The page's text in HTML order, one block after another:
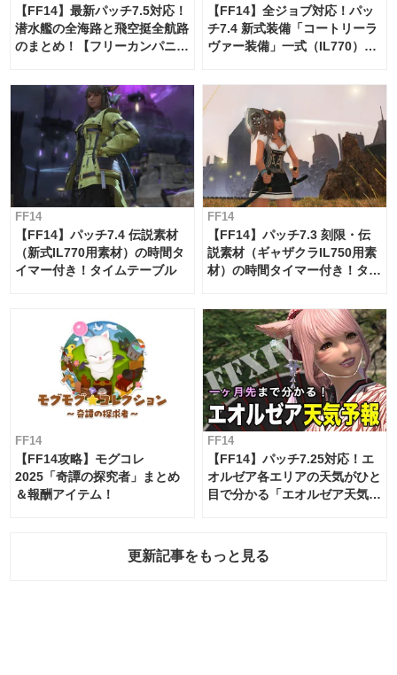
【FF14】最新パッチ7.5対応！
潜水艦の全海路と飛空挺全航路
のまとめ！【フリーカンパニ
【FF14】全ジョブ対応！パッ
チ7.4 新式装備「コートリーラ
ヴァー装備」一式（IL770）の
FF14
【FF14】パッチ7.4 伝説素材
（新式IL770用素材）の時間タ
イマー付き！タイムテーブル
FF14
【FF14】パッチ7.3 刻限・伝
説素材（ギャザクラIL750用素
材）の時間タイマー付き！タイ
FF14
【FF14攻略】モグコレ
2025「奇譚の探究者」まとめ
＆報酬アイテム！
FF14
【FF14】パッチ7.25対応！エ
オルゼア各エリアの天気がひと
目で分かる「エオルゼア天気予
更新記事をもっと見る